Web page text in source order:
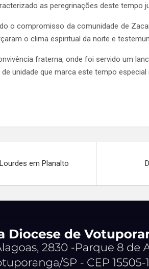
as peregrinações deste tempo
o compromisso da comunidade de
o clima espiritual da noite e
fraterna, onde foi servido um
unidade que marca este tempo
em Planalto